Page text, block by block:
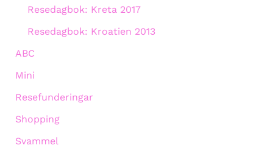
Resedagbok: Kreta 2017
Resedagbok: Kroatien 2013
ABC
Mini
Resefunderingar
Shopping
Svammel